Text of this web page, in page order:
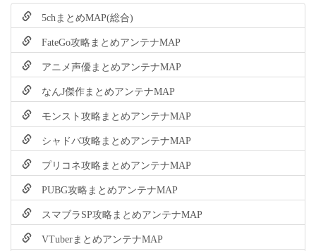
5chまとめMAP(総合)
FateGo攻略まとめアンテナMAP
アニメ声優まとめアンテナMAP
なんJ傑作まとめアンテナMAP
モンスト攻略まとめアンテナMAP
シャドバ攻略まとめアンテナMAP
プリコネ攻略まとめアンテナMAP
PUBG攻略まとめアンテナMAP
スマブラSP攻略まとめアンテナMAP
VTuberまとめアンテナMAP